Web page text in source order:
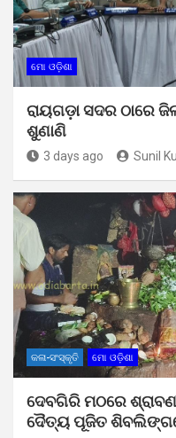
ମୋ ଓଡ଼ିଶା
ରାୟଗଡ଼ା ସଦର ଠାରେ
ଶୁଣାଣି
3 days ago Sunil
କଳା-ସଂସ୍କୃତି ମୋ ଓଡ଼ିଶା
ଦେବଗିରି ମଠରେ
ଦୈତ୍ୟ ପୂଜିତ